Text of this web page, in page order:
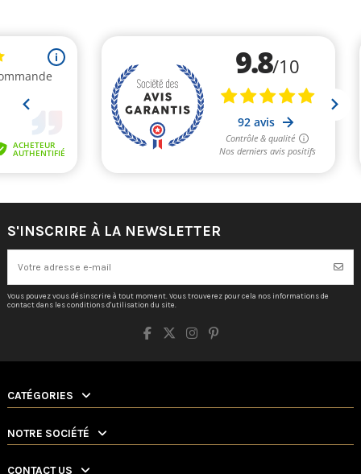
S'INSCRIRE À LA NEWSLETTER
Vous pouvez vous désinscrire à tout moment. Vous trouverez pour cela nos informations de
contact dans les conditions d'utilisation du site.
CATÉGORIES
NOTRE SOCIÉTÉ
CONTACT US